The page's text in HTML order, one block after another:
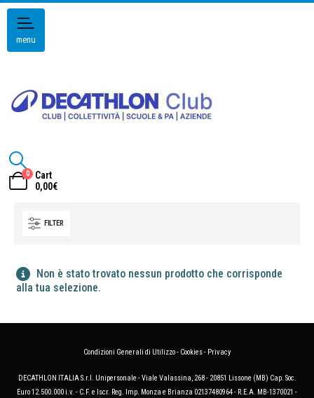
menu
0
Cart
0,00€
FILTER
Non è stato trovato nessun prodotto che corrisponde
alla tua selezione.
Condizioni Generali di Utilizzo- Cookies- Privacy
DECATHLON ITALIA S.r.l. Unipersonale - Viale Valassina, 268 - 20851 Lissone (MB) Cap. Soc.
Euro 12.500.000 i.v. - C.F. e Iscr. Reg. Imp. Monza e Brianza 02137480964 - R.E.A. MB-1370021 -